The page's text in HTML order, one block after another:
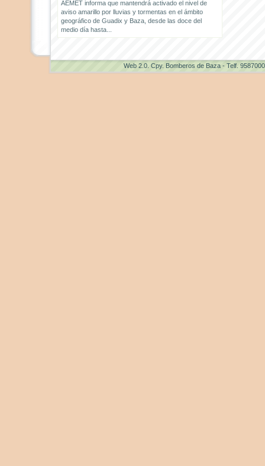
AEMET informa que mantendrá activado el nivel de
aviso amarillo por lluvias y tormentas en el ámbito
geográfico de Guadix y Baza, desde las doce del
medio día hasta...
Web 2.0 . Cpy. Bomberos de Baza - Telf.